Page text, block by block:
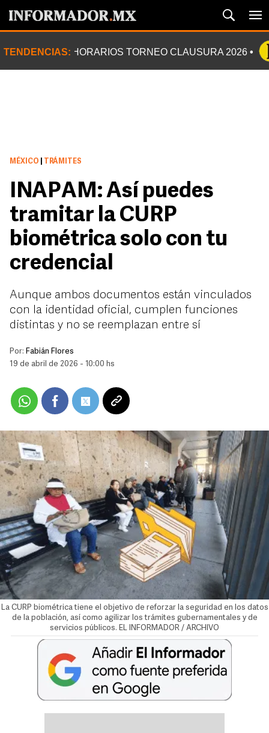
TENDENCIAS: HORARIOS TORNEO CLAUSURA 2026
MÉXICO TRÁMITES
INAPAM: Así puedes
tramitar la CURP
biométrica solo con tu
credencial
Aunque ambos documentos están vinculados
con la identidad oficial, cumplen funciones
distintas y no se reemplazan entre sí
Por: Fabián Flores
19 de abril de 2026 - 10:00 hs
La CURP biométrica tiene el objetivo de reforzar la seguridad en los datos
de la población, así como agilizar los trámites gubernamentales y de
servicios públicos. EL INFORMADOR / ARCHIVO